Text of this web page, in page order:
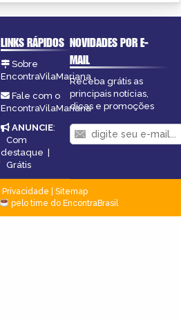
LINKS RÁPIDOS
Sobre
EncontraVilaMariana
Fale com o
EncontraVilaMariana
ANUNCIE:
Com
destaque |
Grátis
NOVIDADES POR E-
MAIL
Receba grátis as
principais notícias,
dicas e promoções
Privacidade
Sitemap
pelo time do EncontraBrasil